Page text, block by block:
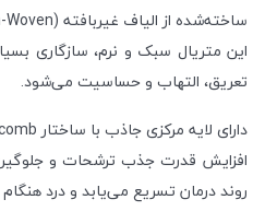
ساخته‌شده از الیاف غیربافته (Non-Woven)
این متریال سبک و نرم، سازگاری
تعریق، التهاب و حساسیت می‌شود.
دارای لایه مرکزی جاذب با ساختار Honeycomb (لانه‌زنبوری)
افزایش قدرت جذب ترشحات و
روند درمان تسریع می‌یابد و درد